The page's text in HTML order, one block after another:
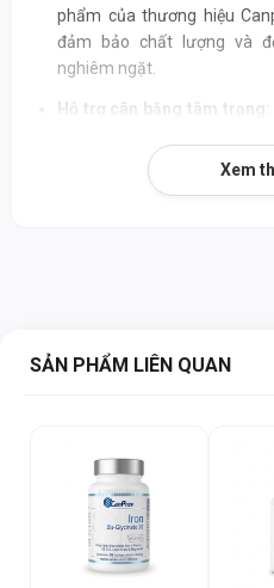
phẩm của thương hiệu
đảm bảo chất lượng và
nghiêm ngặt.
Hỗ trợ cân bằng tâm trạng:
cải thiện tinh thần tích cực.
Cải thiện giấc ngủ tự nhiên:
Liều lượng tối ưu:
Mỗi
hỗ trợ hiệu quả với liều
vào thói quen hàng ngày.
Xem
SẢN PHẨM LIÊN QUAN